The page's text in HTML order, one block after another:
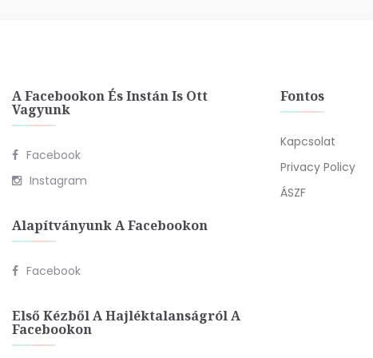
A Facebookon És Instán Is Ott
Vagyunk
Facebook
Instagram
Alapítványunk A Facebookon
Facebook
Első Kézből A Hajléktalanságról A
Facebookon
Fontos
Kapcsolat
Privacy Policy
ÁSZF